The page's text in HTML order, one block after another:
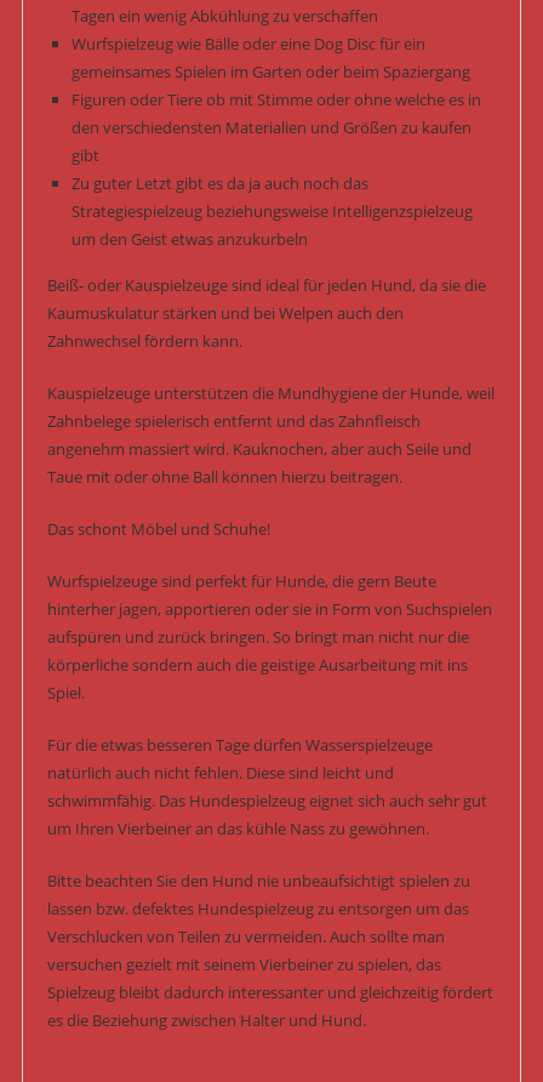
Tagen ein wenig Abkühlung zu verschaffen
Wurfspielzeug wie Bälle oder eine Dog Disc für ein
gemeinsames Spielen im Garten oder beim Spaziergang
Figuren oder Tiere ob mit Stimme oder ohne welche es in
den verschiedensten Materialien und Größen zu kaufen
gibt
Zu guter Letzt gibt es da ja auch noch das
Strategiespielzeug beziehungsweise Intelligenzspielzeug
um den Geist etwas anzukurbeln
Beiß- oder Kauspielzeuge sind ideal für jeden Hund, da sie die
Kaumuskulatur stärken und bei Welpen auch den
Zahnwechsel fördern kann.
Kauspielzeuge unterstützen die Mundhygiene der Hunde, weil
Zahnbelege spielerisch entfernt und das Zahnfleisch
angenehm massiert wird. Kauknochen, aber auch Seile und
Taue mit oder ohne Ball können hierzu beitragen.
Das schont Möbel und Schuhe!
Wurfspielzeuge sind perfekt für Hunde, die gern Beute
hinterher jagen, apportieren oder sie in Form von Suchspielen
aufspüren und zurück bringen. So bringt man nicht nur die
körperliche sondern auch die geistige Ausarbeitung mit ins
Spiel.
Für die etwas besseren Tage dürfen Wasserspielzeuge
natürlich auch nicht fehlen. Diese sind leicht und
schwimmfähig. Das Hundespielzeug eignet sich auch sehr gut
um Ihren Vierbeiner an das kühle Nass zu gewöhnen.
Bitte beachten Sie den Hund nie unbeaufsichtigt spielen zu
lassen bzw. defektes Hundespielzeug zu entsorgen um das
Verschlucken von Teilen zu vermeiden. Auch sollte man
versuchen gezielt mit seinem Vierbeiner zu spielen, das
Spielzeug bleibt dadurch interessanter und gleichzeitig fördert
es die Beziehung zwischen Halter und Hund.